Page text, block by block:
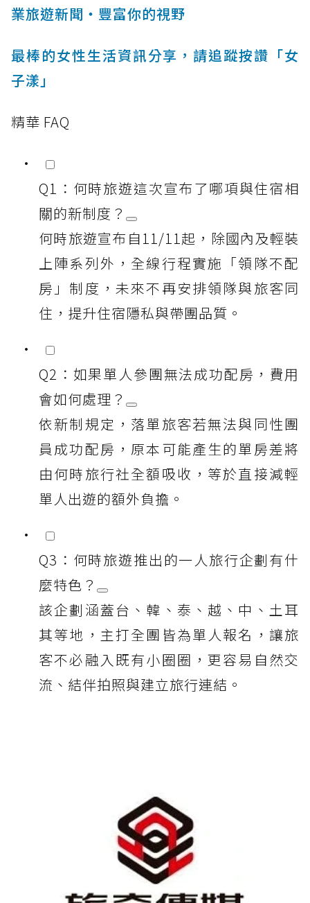
業旅遊新聞‧豐富你的視野
最棒的女性生活資訊分享，請追蹤按讚「女
子漾」
精華 FAQ
Q1：何時旅遊這次宣布了哪項與住宿相
關的新制度？
何時旅遊宣布自11/11起，除國內及輕裝
上陣系列外，全線行程實施「領隊不配
房」制度，未來不再安排領隊與旅客同
住，提升住宿隱私與帶團品質。
Q2：如果單人參團無法成功配房，費用
會如何處理？
依新制規定，落單旅客若無法與同性團
員成功配房，原本可能產生的單房差將
由何時旅行社全額吸收，等於直接減輕
單人出遊的額外負擔。
Q3：何時旅遊推出的一人旅行企劃有什
麼特色？
該企劃涵蓋台、韓、泰、越、中、土耳
其等地，主打全團皆為單人報名，讓旅
客不必融入既有小圈圈，更容易自然交
流、結伴拍照與建立旅行連結。